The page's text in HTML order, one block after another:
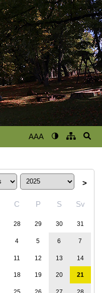
AAA
>
C P S Sv
28 29 30 31
4 5 6 7
11 12 13 14
18 19 20 21